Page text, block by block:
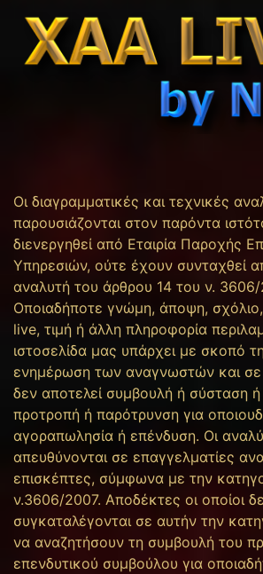
Οι διαγραμματικές και τεχνικές
παρουσιάζονται στον παρόντα
διενεργηθεί από Εταιρία Παροχής
Υπηρεσιών, ούτε έχουν συνταχθεί
αναλυτή του άρθρου 14 του ν. 3606/
Οποιαδήποτε γνώμη, άποψη,
live, τιμή ή άλλη πληροφορία
ιστοσελίδα μας υπάρχει με σκοπό
ενημέρωση των αναγνωστών και σε
δεν αποτελεί συμβουλή ή σύσταση
προτροπή ή παρότρυνση για
αγοραπωλησία ή επένδυση. Οι
απευθύνονται σε επαγγελματίες
επισκέπτες, σύμφωνα με την
ν.3606/2007. Αποδέκτες οι οποίοι
συγκαταλέγονται σε αυτήν την
να αναζητήσουν τη συμβουλή του
επενδυτικού συμβούλου για